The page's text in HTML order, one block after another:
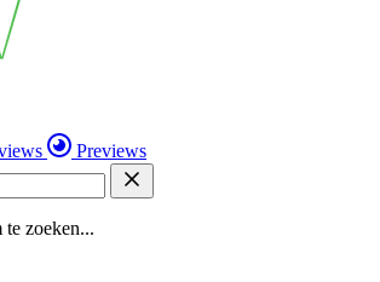
Previews
zoeken...